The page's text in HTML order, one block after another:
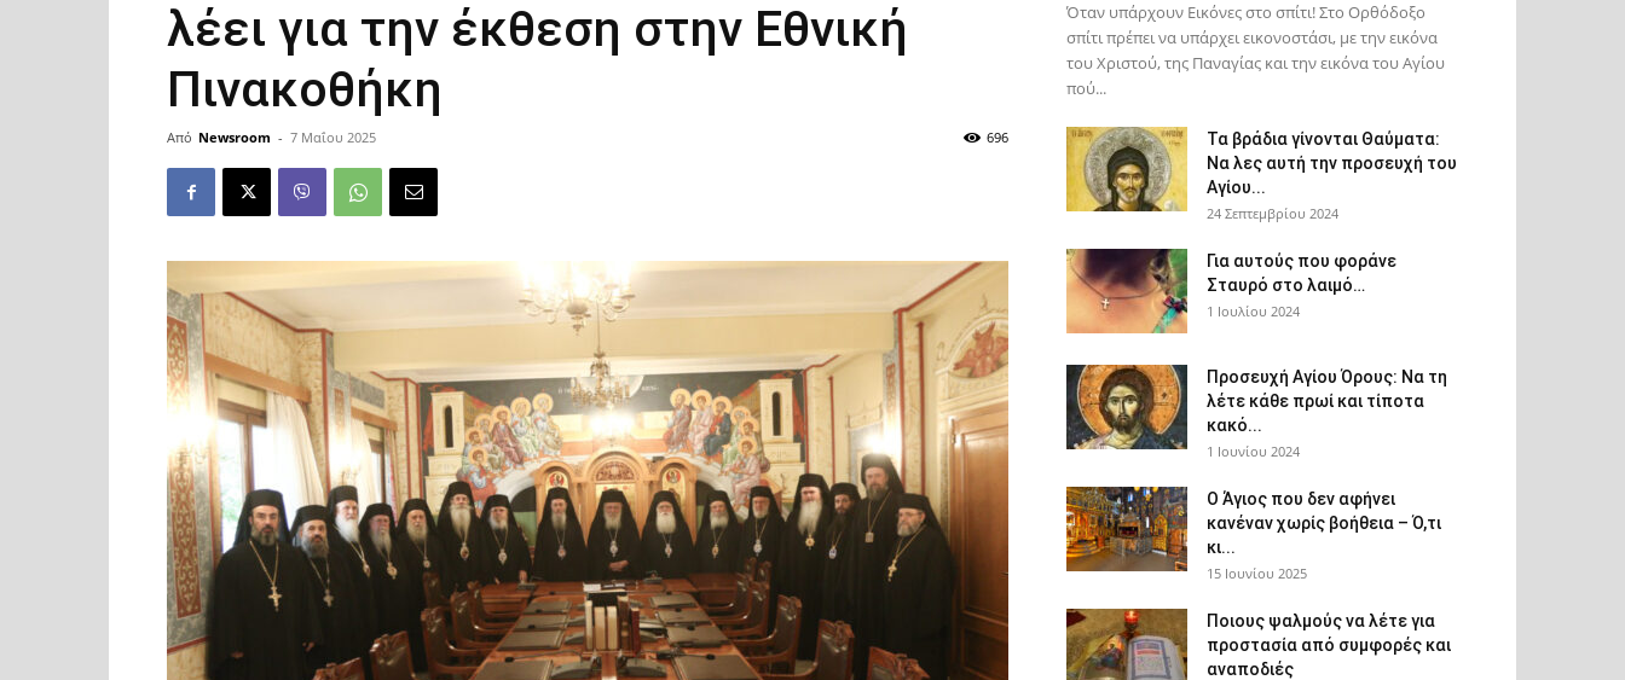
λέει για την έκθεση στην Εθνική
Πινακοθήκη
Από Newsroom - 7 Μαΐου 2025 696
Όταν υπάρχουν Εικόνες στο σπίτι! Στο Ορθόδοξο
σπίτι πρέπει να υπάρχει εικονοστάσι, με την εικόνα
του Χριστού, της Παν­αγίας και την εικόνα του Αγίου
πού...
Τα βράδια γίνονται Θαύματα:
Να λες αυτή την προσευχή του
Αγίου...
24 Σεπτεμβρίου 2024
Για αυτούς που φοράνε
Σταυρό στο λαιμό…
1 Ιουλίου 2024
Προσευχή Αγίου Όρους: Να τη
λέτε κάθε πρωί και τίποτα
κακό...
1 Ιουνίου 2024
Ο Άγιος που δεν αφήνει
κανέναν χωρίς βοήθεια – Ό,τι
κι...
15 Ιουνίου 2025
Ποιους ψαλμούς να λέτε για
προστασία από συμφορές και
αναποδιές